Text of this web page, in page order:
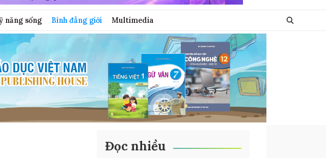
năng sống Bình đẳng giới Multimedia
Đọc nhiều